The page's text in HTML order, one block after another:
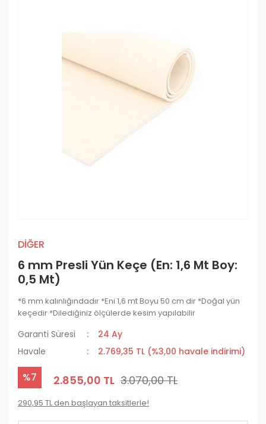
DİĞER
6 mm Presli Yün Keçe (En: 1,6 Mt Boy:
0,5 Mt)
*6 mm kalınlığındadır *Eni 1,6 mt Boyu 50 cm dir *Doğal yün
keçedir *Dilediğiniz ölçülerde kesim yapılabilir
Garanti Süresi
24 Ay
Havale
2.769,35 TL (%3,00 havale indirimi)
%7 2.855,00 TL 3.070,00 TL
290,95 TL den başlayan taksitlerle!